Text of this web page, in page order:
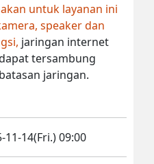
untuk layanan ini
speaker dan
jaringan internet
tersambung
jaringan.
11-14(Fri.) 09:00